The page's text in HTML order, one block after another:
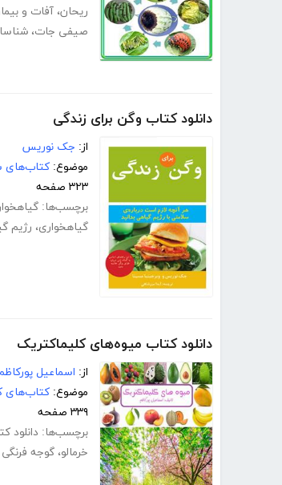
ریحان، آفات و
صیفی جات،
دانلود کتاب وگن برای زندگی
از: جک نوریس
موضوع: کتاب‌های
۳۲۳ صفحه
برچسب‌ها:
گیاهخواری، رژیم
دانلود کتاب میوه‌های کلیماکتریک
از: اسماعیل
موضوع: کتاب‌های
۳۳۹ صفحه
برچسب‌ها: دانلود
خرمالو، گوجه